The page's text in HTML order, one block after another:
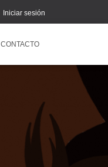
Iniciar sesión
CONTACTO